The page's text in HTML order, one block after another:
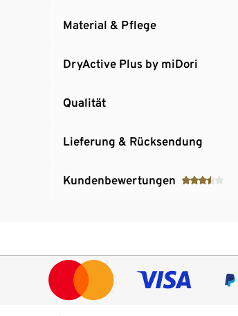
Material & Pflege
DryActive Plus by miDori
Qualität
Lieferung & Rücksendung
Kundenbewertungen